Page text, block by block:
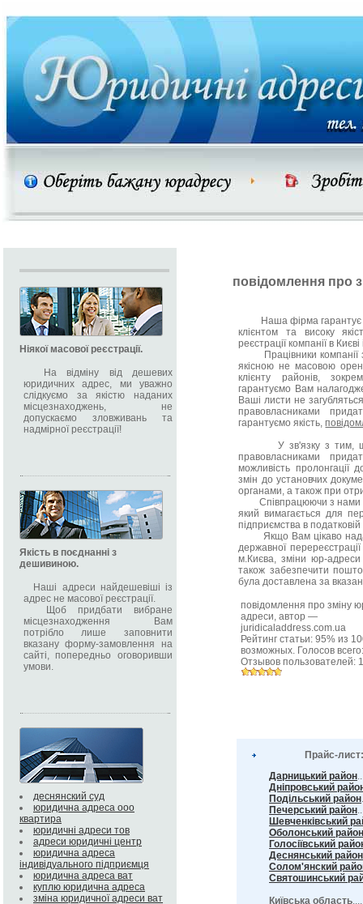
Ніякої масової реєстрації.
На відміну від дешевих
юридичних адрес, ми уважно
слідкуємо за якістю наданих
місцезнаходжень, не
допускаємо зловживань та
надмірної реєстрації!
Якість в поєднанні з
дешивиною.
Наші адреси найдешевіші із
адрес не масової реєстрації.
Щоб придбати вибране
місцезнаходження Вам
потрібло лише заповнити
вказану форму-замовлення на
сайті, попередньо оговоривши
умови.
деснянский суд
юридична адреса ооо
квартира
юридичні адреси тов
адреси юридичні центр
юридична адреса
індивідуального підприємця
юридична адреса ват
куплю юридична адреса
зміна юридичної адреси ват
повідомлення про
Наша фірма гарантує
клієнтом та високу
реєстрації компанії в Києві
Працівники компанії
якісною не масовою
клієнту районів,
гарантуємо Вам
Ваші листи не
правовласниками
гарантуємо якість,
У зв'язку з тим, що
правовласниками
можливість пролонгації
змін до установчих
органами, а також при
Співпрацюючи з нами
який вимагається для
підприємства в податковій
Якщо Вам цікаво
державної
м.Києва, зміни юр-
також забезпечити
була доставлена за
повідомлення про зміну
адреси, автор —
juridicaladdress.com.ua
Рейтинг статьи:95% из
возможных. Голосов
Отзывов пользователей:
Прайс-лист:
Дарницький район
Дніпровський
Подільський район
Печерський район
Шевченківський
Оболонський район
Голосіївський
Деснянський район
Солом'янский
Святошинський
Київська область